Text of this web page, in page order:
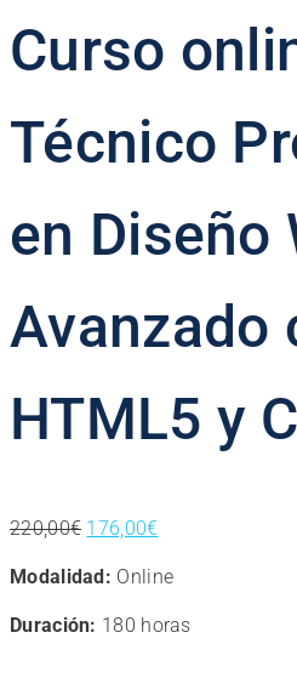
Curso
Técnico
en Diseño
Avanzado
HTML5 y
220,00€ El
original
era:
176,00€
actual
Modalidad: Online
Duración: 180 horas